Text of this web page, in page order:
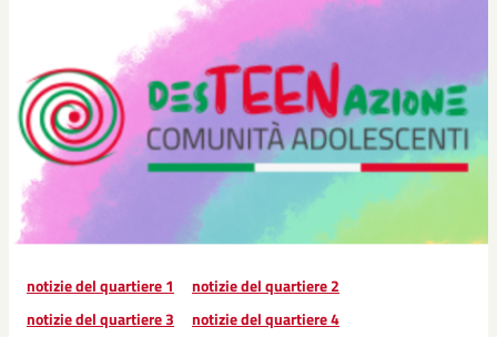
notizie del quartiere 1
notizie del quartiere 2
notizie del quartiere 3
notizie del quartiere 4